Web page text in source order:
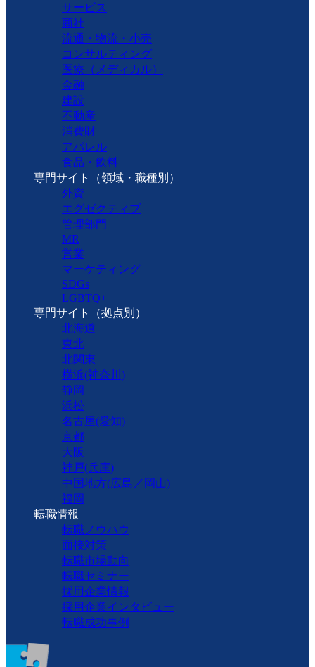
サービス
商社
流通・物流・小売
コンサルティング
医療（メディカル）
金融
建設
不動産
消費財
アパレル
食品・飲料
専門サイト（領域・職種別）
外資
エグゼクティブ
管理部門
MR
営業
マーケティング
SDGs
LGBTQ+
専門サイト（拠点別）
北海道
東北
北関東
横浜(神奈川)
静岡
浜松
名古屋(愛知)
京都
大阪
神戸(兵庫)
中国地方(広島／岡山)
福岡
転職情報
転職ノウハウ
面接対策
転職市場動向
転職セミナー
採用企業情報
採用企業インタビュー
転職成功事例